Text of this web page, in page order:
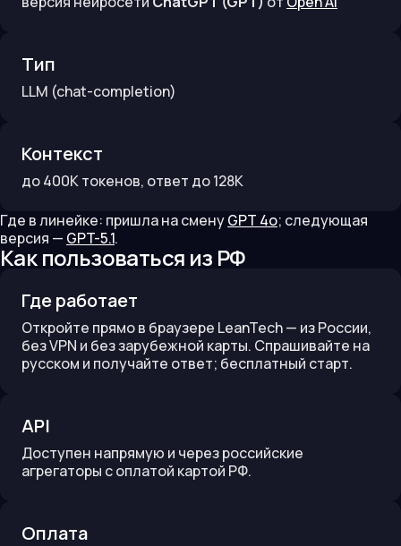
Тип
LLM (chat-completion)
Контекст
до400Kтокенов, ответ до 128K
Где в линейке: пришла на сменуGPT 4o; следующая
версия — GPT-5.1.
Как пользоваться из РФ
Где работает
Откройте прямо в браузере LeanTech — из России,
без VPN и без зарубежной карты. Спрашивайте на
русском и получайте ответ; бесплатный старт.
API
Доступен напрямую и через российские
агрегаторы с оплатой картой РФ.
Оплата